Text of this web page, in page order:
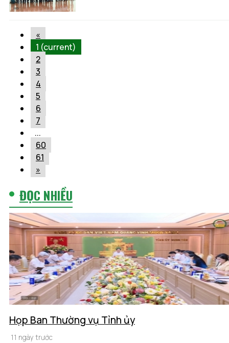
«
1 (current)
2
3
4
5
6
7
...
60
61
»
ĐỌC NHIỀU
Họp Ban Thường vụ Tỉnh ủy
11 ngày trước